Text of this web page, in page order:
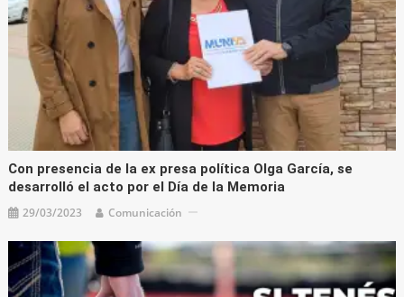
Con presencia de la ex presa política Olga García, se
desarrolló el acto por el Día de la Memoria
29/03/2023 Comunicación